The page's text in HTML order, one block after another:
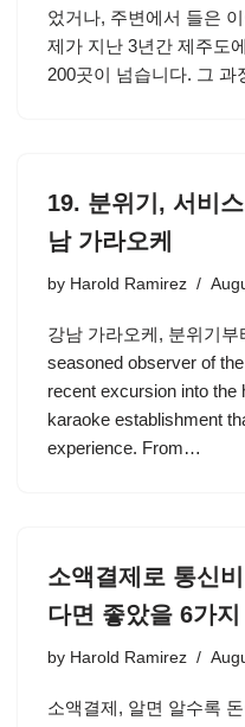
었거나, 주변에서 들은
제가 지난 3년간 제주도
200곳이 넘습니다. 그
19. 분위기, 서비
남 가라오케
by Harold Ramirez
강남 가라오케, 분위기
seasoned observer of
recent excursion into the
karaoke establishment
experience. From…
소액결제로 통신
다면 좋았을 6가지
by Harold Ramirez
소액결제, 알면 알수록